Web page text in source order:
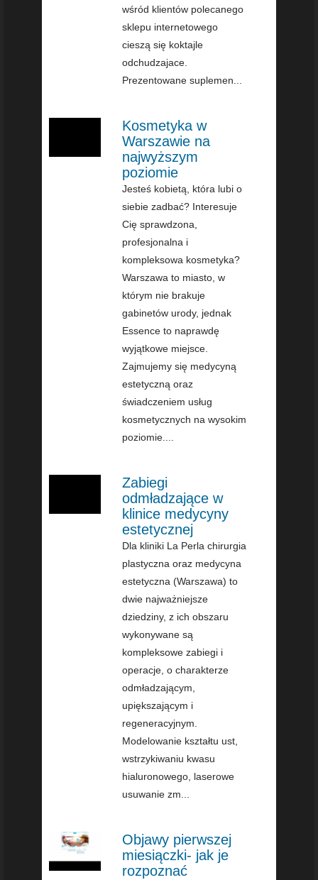
wśród klientów polecanego
sklepu internetowego
cieszą się koktajle
odchudzajace.
Prezentowane suplemen...
Kosmetyka w
Warszawie na
najwyższym
poziomie
Jesteś kobietą, która lubi o
siebie zadbać? Interesuje
Cię sprawdzona,
profesjonalna i
kompleksowa kosmetyka?
Warszawa to miasto, w
którym nie brakuje
gabinetów urody, jednak
Essence to naprawdę
wyjątkowe miejsce.
Zajmujemy się medycyną
estetyczną oraz
świadczeniem usług
kosmetycznych na wysokim
poziomie....
Zabiegi
odmładzające w
klinice medycyny
estetycznej
Dla kliniki La Perla chirurgia
plastyczna oraz medycyna
estetyczna (Warszawa) to
dwie najważniejsze
dziedziny, z ich obszaru
wykonywane są
kompleksowe zabiegi i
operacje, o charakterze
odmładzającym,
upiększającym i
regeneracyjnym.
Modelowanie kształtu ust,
wstrzykiwaniu kwasu
hialuronowego, laserowe
usuwanie zm...
Objawy pierwszej
miesiączki- jak je
rozpoznać